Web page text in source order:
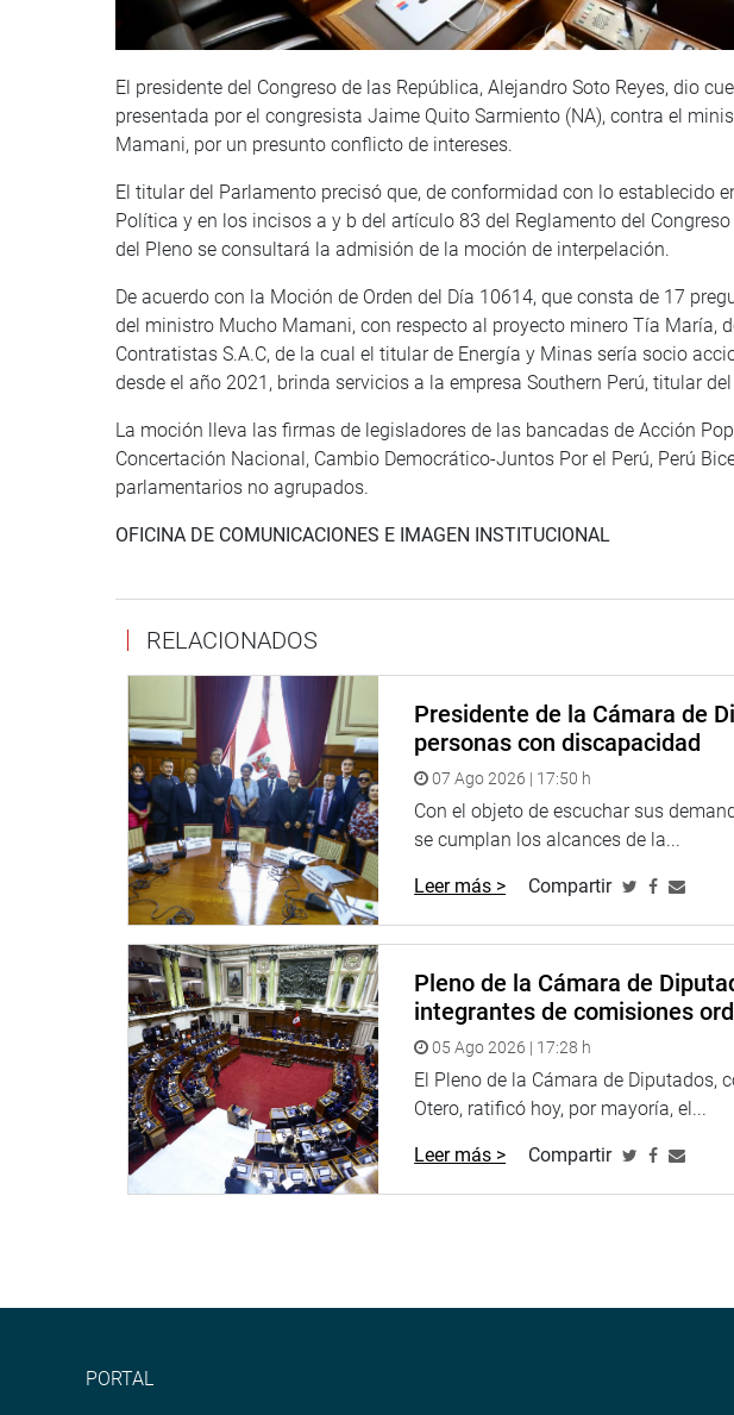
El presidente del Congreso de las República, Alejandro Soto Reyes, dio
presentada por el congresista Jaime Quito Sarmiento (NA), contra el
Mamani, por un presunto conflicto de intereses.
El titular del Parlamento precisó que, de conformidad con lo establecido
Política y en los incisos a y b del artículo 83 del Reglamento del
del Pleno se consultará la admisión de la moción de interpelación.
De acuerdo con la Moción de Orden del Día 10614, que consta de 17
del ministro Mucho Mamani, con respecto al proyecto minero Tía María,
Contratistas S.A.C, de la cual el titular de Energía y Minas sería socio
desde el año 2021, brinda servicios a la empresa Southern Perú, titular
La moción lleva las firmas de legisladores de las bancadas de Acción
Concertación Nacional, Cambio Democrático-Juntos Por el Perú, Perú
parlamentarios no agrupados.
OFICINA DE COMUNICACIONES E IMAGEN INSTITUCIONAL
RELACIONADOS
Presidente de la Cámara de
personas con discapacidad
07 Ago 2026 | 17:50 h
Con el objeto de escuchar sus
se cumplan los alcances de la...
Leer más > Compartir
Pleno de la Cámara de
integrantes de comisiones
05 Ago 2026 | 17:28 h
El Pleno de la Cámara de Diputados,
Otero, ratificó hoy, por mayoría, el...
Leer más > Compartir
PORTAL